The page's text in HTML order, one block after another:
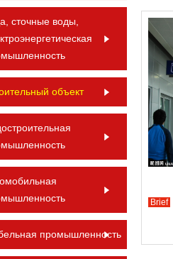
сточные воды,
объект
промышленность
Brief